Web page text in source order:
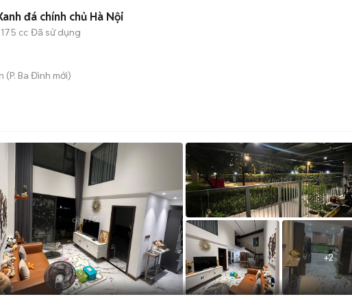
đá chính chủ Hà Nội
cc Đã sử dụng
(P. Ba Đình mới)
+2